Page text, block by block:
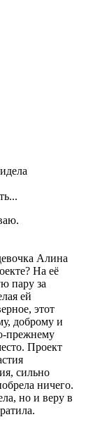
Алина
На её
пару за
ей
этот
доброму и
прежнему
Проект
сильно
ничего.
но и веру в